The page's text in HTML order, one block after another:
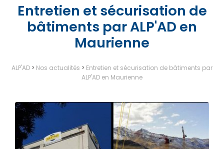
Entretien et sécurisation de
bâtiments par ALP'AD en
Maurienne
ALP'AD > Nos actualités > Entretien et sécurisation de bâtiments par
ALP'AD en Maurienne